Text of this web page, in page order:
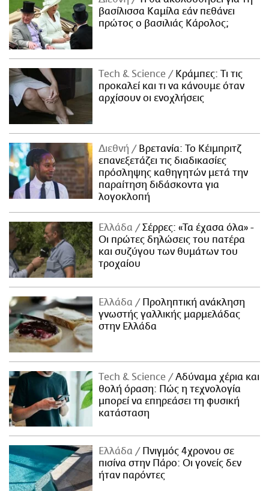
βασίλισσα Καμίλα εάν πεθάνει
πρώτος ο βασιλιάς Κάρολος;
Τech & Science
Κράμπες: Τι τις
προκαλεί και τι να κάνουμε όταν
αρχίσουν οι ενοχλήσεις
Διεθνή
Βρετανία: Το Κέιμπριτζ
επανεξετάζει τις διαδικασίες
πρόσληψης καθηγητών μετά την
παραίτηση διδάσκοντα για
λογοκλοπή
Ελλάδα
Σέρρες: «Τα έχασα όλα» -
Οι πρώτες δηλώσεις του πατέρα
και συζύγου των θυμάτων του
τροχαίου
Ελλάδα
Προληπτική ανάκληση
γνωστής γαλλικής μαρμελάδας
στην Ελλάδα
Τech & Science
Αδύναμα χέρια και
θολή όραση: Πώς η τεχνολογία
μπορεί να επηρεάσει τη φυσική
κατάσταση
Ελλάδα
Πνιγμός 4χρονου σε
πισίνα στην Πάρο: Οι γονείς δεν
ήταν παρόντες